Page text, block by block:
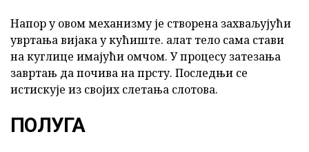
Напор у овом механизму је створена захваљујући
увртања вијака у кућиште. алат тело сама стави
на куглице имајући омчом. У процесу затезања
завртањ да почива на прсту. Последњи се
истискује из својих слетања слотова.
ПОЛУГА